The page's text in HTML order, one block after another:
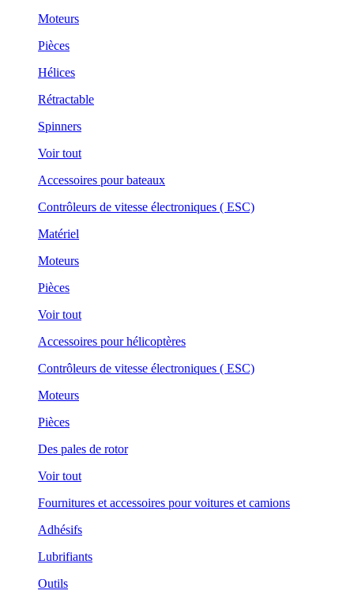
Moteurs
Pièces
Hélices
Rétractable
Spinners
Voir tout
Accessoires pour bateaux
Contrôleurs de vitesse électroniques ( ESC)
Matériel
Moteurs
Pièces
Voir tout
Accessoires pour hélicoptères
Contrôleurs de vitesse électroniques ( ESC)
Moteurs
Pièces
Des pales de rotor
Voir tout
Fournitures et accessoires pour voitures et camions
Adhésifs
Lubrifiants
Outils